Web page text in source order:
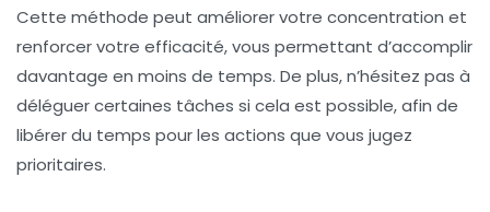
Cette méthode peut améliorer votre concentration et
renforcer votre efficacité, vous permettant d’accomplir
davantage en moins de temps. De plus, n’hésitez pas à
déléguer certaines tâches si cela est possible, afin de
libérer du temps pour les actions que vous jugez
prioritaires.